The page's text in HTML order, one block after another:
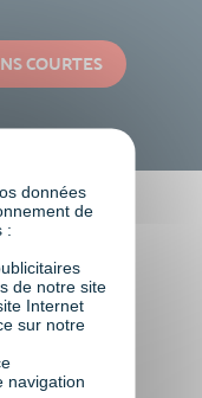
COURTES
données
de
:
de notre site
Internet
sur notre
navigation